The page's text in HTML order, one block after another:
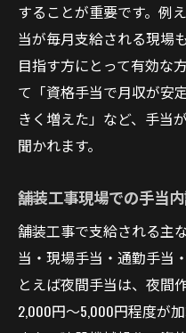
することが重要です。例
当が毎月支給される現場
目指す方にとって有効な
て「資格手当で月収が安
きく増えた」など、手当
聞かれます。
舗装工事現場での手当
舗装工事で支給される主
当・現場手当・通勤手当
とえば夜間手当は、夜間
2,000円〜5,000円程度が